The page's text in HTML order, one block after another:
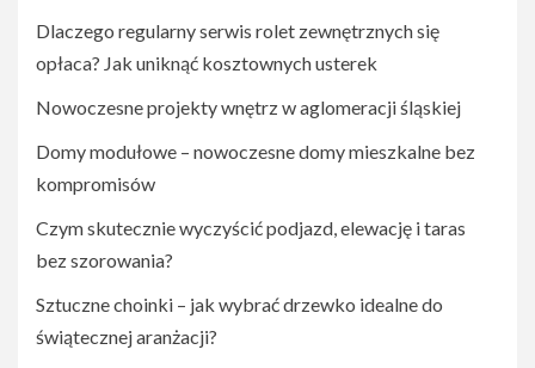
Dlaczego regularny serwis rolet zewnętrznych się
opłaca? Jak uniknąć kosztownych usterek
Nowoczesne projekty wnętrz w aglomeracji śląskiej
Domy modułowe – nowoczesne domy mieszkalne bez
kompromisów
Czym skutecznie wyczyścić podjazd, elewację i taras
bez szorowania?
Sztuczne choinki – jak wybrać drzewko idealne do
świątecznej aranżacji?